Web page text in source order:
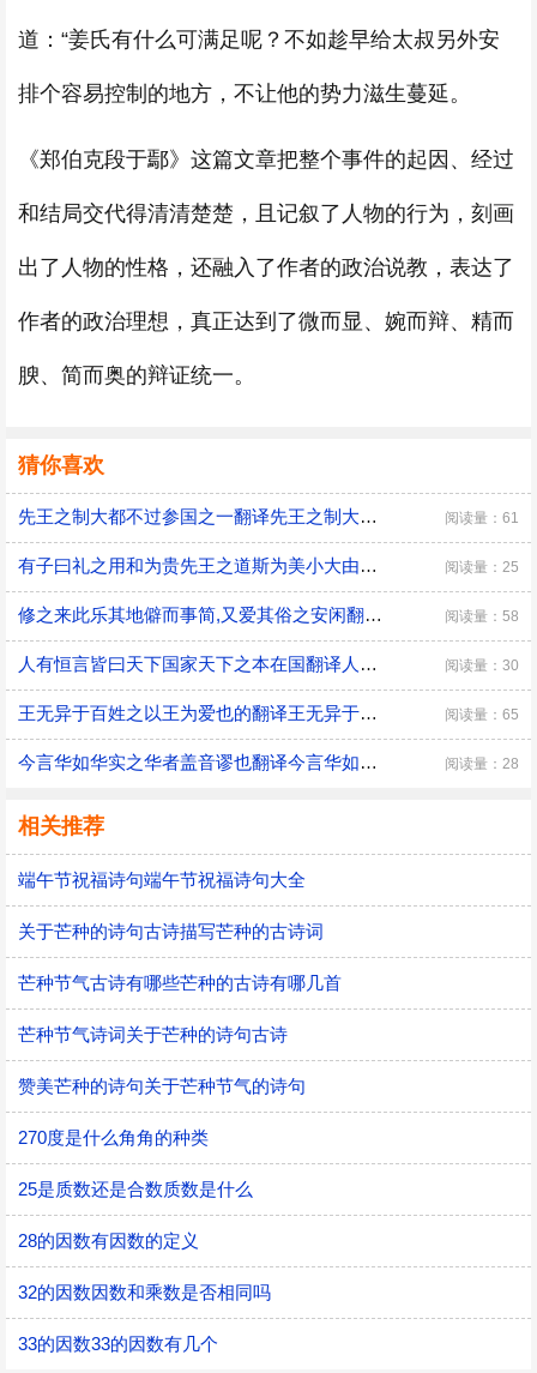
道：“姜氏有什么可满足呢？不如趁早给太叔另外安
排个容易控制的地方，不让他的势力滋生蔓延。
《郑伯克段于鄢》这篇文章把整个事件的起因、经过
和结局交代得清清楚楚，且记叙了人物的行为，刻画
出了人物的性格，还融入了作者的政治说教，表达了
作者的政治理想，真正达到了微而显、婉而辩、精而
腴、简而奥的辩证统一。
猜你喜欢
先王之制大都不过参国之一翻译先王之制大都不过参国之一的意思 阅读量：61
有子曰礼之用和为贵先王之道斯为美小大由之的意思有子曰礼之用和为贵先王之道斯为美小大由之赏析 阅读量：25
修之来此乐其地僻而事简,又爱其俗之安闲翻译修之来此乐其地僻而事简,又爱其俗之安闲的意思 阅读量：58
人有恒言皆曰天下国家天下之本在国翻译人有恒言皆曰天下国家天下之本在国的翻译 阅读量：30
王无异于百姓之以王为爱也的翻译王无异于百姓之以王为爱也的翻译的异 阅读量：65
今言华如华实之华者盖音谬也翻译今言华如华实之华者盖音谬也的翻译 阅读量：28
相关推荐
端午节祝福诗句端午节祝福诗句大全
关于芒种的诗句古诗描写芒种的古诗词
芒种节气古诗有哪些芒种的古诗有哪几首
芒种节气诗词关于芒种的诗句古诗
赞美芒种的诗句关于芒种节气的诗句
270度是什么角角的种类
25是质数还是合数质数是什么
28的因数有因数的定义
32的因数因数和乘数是否相同吗
33的因数33的因数有几个